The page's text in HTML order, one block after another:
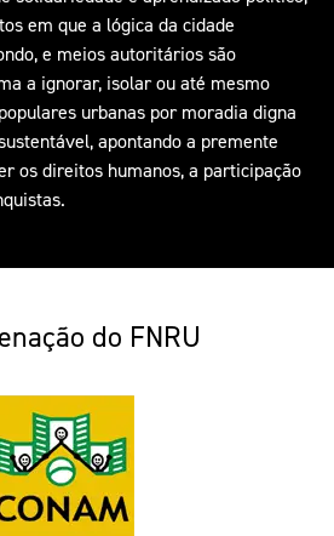
em que a lógica da cidade
e meios autoritários são
a ignorar, isolar ou até mesmo
urbanas por moradia digna
apontando a premente
os direitos humanos, a participação
do FNRU